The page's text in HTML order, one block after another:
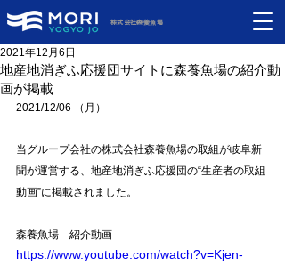
株式会社森養魚場
地産地消ぎふ応援団サイトに森養魚場の紹介動
画が掲載
2021年12月6日
2021/12/06 （月）
当グループ会社の株式会社森養魚場の取組が岐阜新
聞が運営する、地産地消ぎふ応援団の“生産者の取組
動画”に掲載されました。
森養魚場　紹介動画
https://www.youtube.com/watch?v=Kjen-